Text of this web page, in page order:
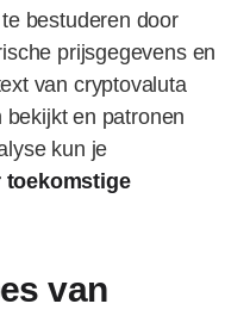
bestuderen door
prijsgegevens en
van cryptovaluta
bekijkt en patronen
kun je
toekomstige
van